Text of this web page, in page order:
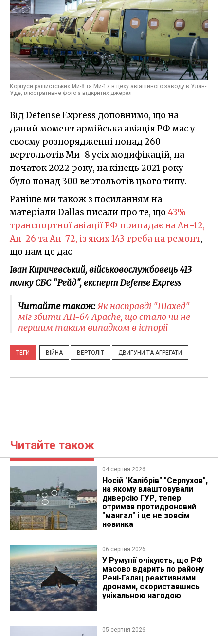
Корпуси рашистських Ми-8 та Ми-17 в цеху авіаційного заводу в Улан-
Уде, ілюстративне фото з відкритих джерел
Від Defense Express доповнимо, що на
даний момент армійська авіація РФ має у
своєму розпорядженні понад 260
вертольотів Ми-8 усіх модифікацій, на
початок 2022 року, на кінець 2021 року -
було понад 300 вертольотів цього типу.
Раніше ми також з посиланням на
матеріали Dallas писали про те, що 43%
транспортної авіації РФ припадає на Ан-12,
Ан-26 та Ан-72, із яких 143 треба на ремонт,
що нам це дає.
Іван Киричевський, військовослужбовець 413
полку СБС "Рейд", експерт Defense Express
Читайте також:Як насправді "Шахед"
міг збити AH-64 Apache, що стало чи не
першим таким випадком в історії
ТЕГИ ВІЙНА ВЕРТОЛІТ ДВИГУНИ ТА АГРЕГАТИ
Читайте також
04 серпня 2026
Носій "Калібрів" "Серпухов",
на якому влаштовували
диверсію ГУР, тепер
отримав протидроновий
"мангал" і це не зовсім
новинка
06 серпня 2026
У Румунії очікують, що РФ
масово вдарить по району
Рені-Галац реактивними
дронами, скориставшись
унікальною нагодою
05 серпня 2026